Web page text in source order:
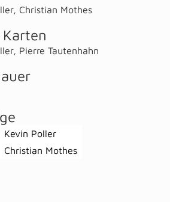
, Christian Mothes
Karten
, Pierre Tautenhahn
Kevin Poller
Christian Mothes